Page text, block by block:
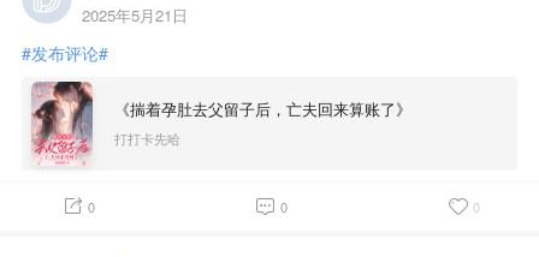
2025年5月21日
#发布评论#
《揣着孕肚去父留子后，亡夫回来算账了》
打打卡先哈
0 0 0